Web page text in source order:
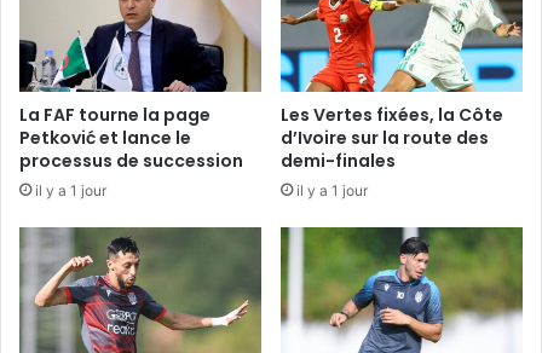
La FAF tourne la page
Petković et lance le
processus de succession
il y a 1 jour
Les Vertes fixées, la Côte
d’Ivoire sur la route des
demi-finales
il y a 1 jour